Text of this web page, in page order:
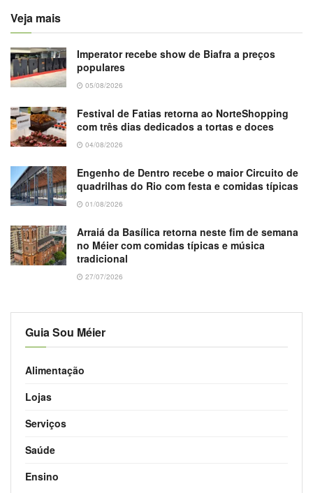
Veja mais
Imperator recebe show de Biafra a preços
populares
05/08/2026
Festival de Fatias retorna ao NorteShopping
com três dias dedicados a tortas e doces
04/08/2026
Engenho de Dentro recebe o maior Circuito de
quadrilhas do Rio com festa e comidas típicas
01/08/2026
Arraiá da Basílica retorna neste fim de semana
no Méier com comidas típicas e música
tradicional
27/07/2026
Guia Sou Méier
Alimentação
Lojas
Serviços
Saúde
Ensino